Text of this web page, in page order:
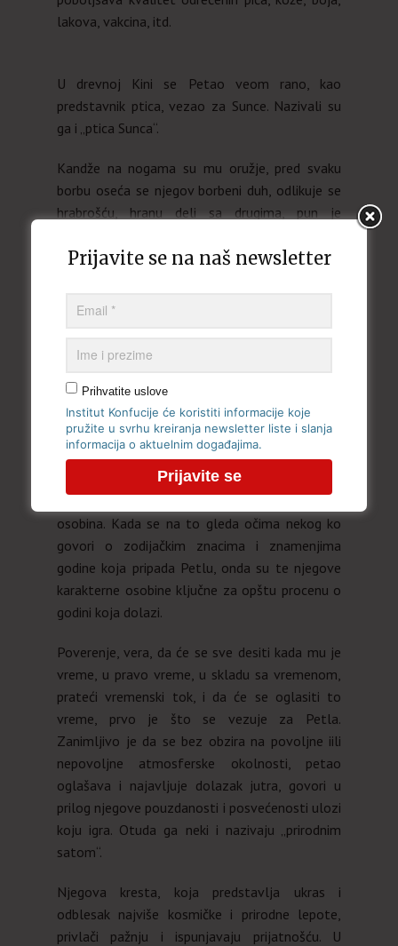
lakova, vakcina, itd.
U drevnoj Kini se Petao veom rano, kao
predstavnik ptica, vezao za Sunce. Nazivali su
ga i „ptica Sunca“.
Kandže na nogama su mu oružje, pred svaku
borbu oseća se njegov borbeni duh, odlikuje se
hrabrošću, hranu deli sa drugima, pun je
vremenom, i može mu se verovati. Ako uzmemo
Kini jako rano uzimalo kao osobenost „ptice
(lepotu šara), 武wu (borbenost, veštinu
borenja), 勇yong (hrabrost, srčanost), 仁ren
(saosećajnost), 信xin (veru , poverenje). U starim
spisima stoji da su wen i wu osobine koje se
mogu videti iz njegovog spoljašnjeg izgled i
ponašanja dok su yong, ren i xin deo njegove
unutarnje prirode i sklonosti koja proističe iz
osobina. Kada se na to gleda očima nekog ko
govori o zodijačkim znacima i znamenjima
godine koja pripada Petlu, onda su te njegove
karakterne osobine ključne za opštu procenu o
godini koja dolazi.
Poverenje, vera, da će se sve desiti kada mu je
vreme, u pravo vreme, u skladu sa vremenom,
prateći vremenski tok, i da će se oglasiti to
vreme, prvo je što se vezuje za Petla.
Zanimljivo je da se bez obzira na povoljne iili
nepovoljne atmosferske okolnosti, petao
oglašava i najavljuje dolazak jutra, govori u
prilog njegove pouzdanosti i posvećenosti ulozi
koju igra. Otuda ga neki i nazivaju „prirodnim
satom“.
Njegova kresta, koja predstavlja ukras i
odblesak najviše kosmičke i prirodne lepote,
privlači pažnju i ispunjavaju prijatnošću. U
Prijavite se na naš newsletter
Prihvatite uslove
Institut Konfucije će koristiti informacije koje
pružite u svrhu kreiranja newsletter liste i slanja
informacija o aktuelnim događajima.